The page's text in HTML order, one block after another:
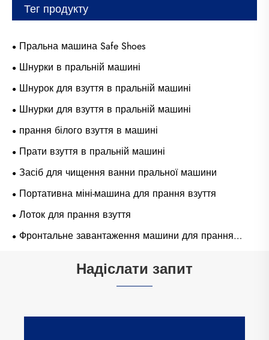
Тег продукту
Пральна машина Safe Shoes
Шнурки в пральній машині
Шнурок для взуття в пральній машині
Шнурки для взуття в пральній машині
прання білого взуття в машині
Прати взуття в пральній машині
Засіб для чищення ванни пральної машини
Портативна міні-машина для прання взуття
Лоток для прання взуття
Фронтальне завантаження машини для прання
Надіслати запит